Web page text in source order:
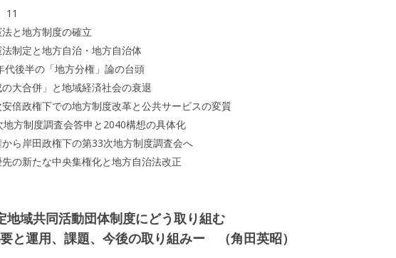
11
と地方制度の確立
制定と地方自治・地方自治体
後半の「地方分権」論の台頭
大合併」と地域経済社会の衰退
倍政権下での地方制度改革と公共サービスの変質
方制度調査会答申と2040構想の具体化
ら岸田政権下の第33次地方制度調査会へ
の新たな中央集権化と地方自治法改正
域共同活動団体制度にどう取り組む
と運用、課題、今後の取り組みー
角田英昭